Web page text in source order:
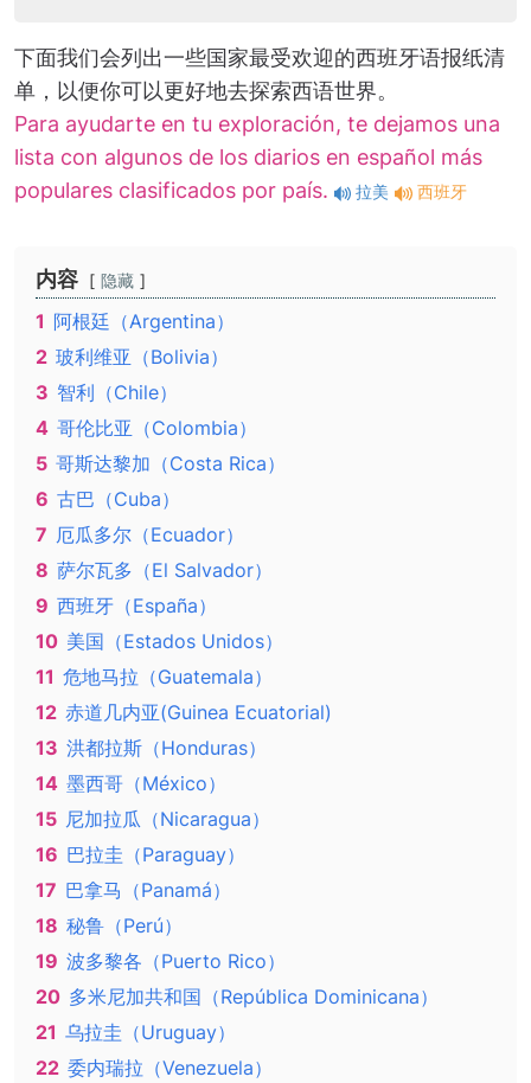
下面我们会列出一些国家最受欢迎的西班牙语报纸清
单，以便你可以更好地去探索西语世界。
Para ayudarte en tu exploración, te dejamos una
lista con algunos de los diarios en español más
populares clasificados por país.
拉美 西班牙
内容 隐藏
1 阿根廷（Argentina）
2 玻利维亚（Bolivia）
3 智利（Chile）
4 哥伦比亚（Colombia）
5 哥斯达黎加（Costa Rica）
6 古巴（Cuba）
7 厄瓜多尔（Ecuador）
8 萨尔瓦多（El Salvador）
9 西班牙（España）
10 美国（Estados Unidos）
11 危地马拉（Guatemala）
12 赤道几内亚(Guinea Ecuatorial)
13 洪都拉斯（Honduras）
14 墨西哥（México）
15 尼加拉瓜（Nicaragua）
16 巴拉圭（Paraguay）
17 巴拿马（Panamá）
18 秘鲁（Perú）
19 波多黎各（Puerto Rico）
20 多米尼加共和国（República Dominicana）
21 乌拉圭（Uruguay）
22 委内瑞拉（Venezuela）